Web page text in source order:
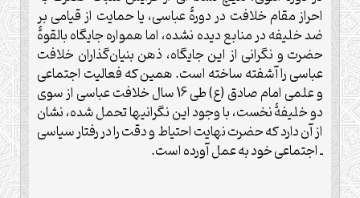
احراز مقام خلافت در دورۀ عباسی، يا حمايت از قيامی ‌بر
ضد خليفه در منابع ديده نشده، اما همواره جايگاه بالقوۀ
حضرت و نگرانی از اين جايگاه، ذهن بنيان‌گذاران خلافت
عباسی را آشفته ساخته است. همين که فعاليت اجتماعی
و علمی‌ امام صادق (ع) طی 16 سال خلافت عباسی از سوی
دو خليفۀ نخست، با وجود اين نگرانیها تحمل شده، نشان
از آن دارد که حضرت نهايت احتياط و دقت را در رفتار سياسی
ـ اجتماعی خود به عمل آورده است.